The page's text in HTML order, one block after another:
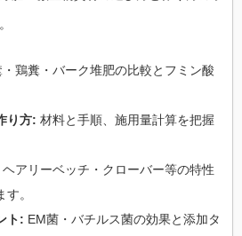
鶏糞・バーク堆肥の比較とフミン酸
り方: 材料と手順、施用量計算を把握
ヘアリーベッチ・クローバー等の特性
。
ト: EM菌・バチルス菌の効果と添加タ